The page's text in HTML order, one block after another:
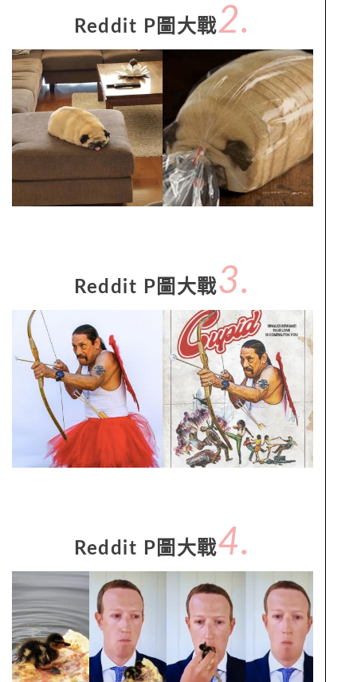
Reddit P圖大戰2.
Reddit P圖大戰3.
Reddit P圖大戰4.